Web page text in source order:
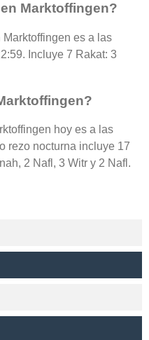
Marktoffingen?
es a las
Incluye 7 Rakat: 3
hoy es a las
rezo nocturna incluye 17
2 Nafl, 3 Witr y 2 Nafl.